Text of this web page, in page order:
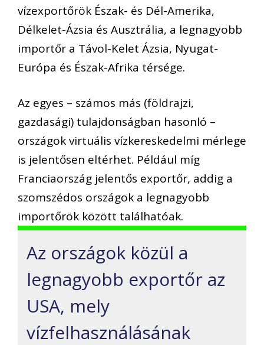
vízexportőrök Észak- és Dél-Amerika,
Délkelet-Ázsia és Ausztrália, a legnagyobb
importőr a Távol-Kelet Ázsia, Nyugat-
Európa és Észak-Afrika térsége.
Az egyes – számos más (földrajzi,
gazdasági) tulajdonságban hasonló –
országok virtuális vízkereskedelmi mérlege
is jelentősen eltérhet. Például míg
Franciaország jelentős exportőr, addig a
szomszédos országok a legnagyobb
importőrök között találhatóak.
Az országok közül a
legnagyobb exportőr az
USA, mely
vízfelhasználásának